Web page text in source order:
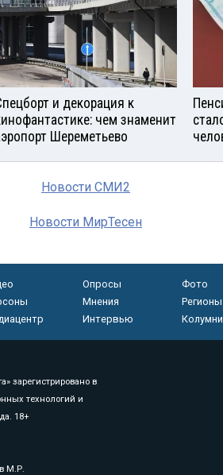
и декорация к
чем знаменит
Шереметьево
Новости СМИ2
Новости МирТесен
Опросы
Фото
Мнения
Регионы
Интервью
зарегистрировано в
технологий и
18+
М.Р.